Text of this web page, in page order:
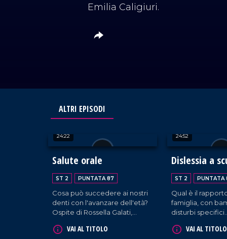
Emilia Caligiuri.
ALTRI EPISODI
24:22
Salute orale
ST 2 PUNTATA 87
Cosa può succedere ai nostri
denti con l'avanzare dell'età?
Ospite di Rossella Galati,
Guerrisi.VAI AL TITOLO
24:52
Dislessia a
ST 2 PUNTATA
Qual è il
famiglia, con
disturbi specifici
capiremo,
VAI AL TITOLO